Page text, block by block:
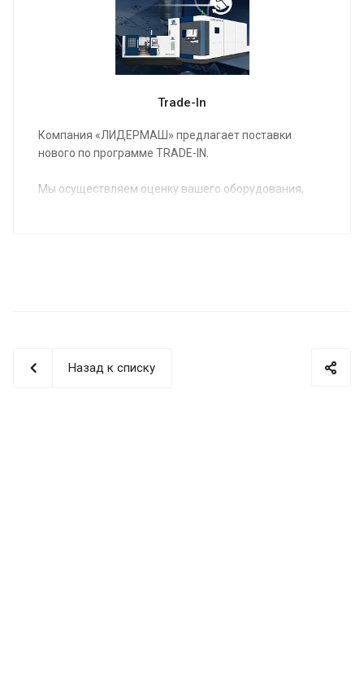
Trade-In
Компания «ЛИДЕРМАШ» предлагает поставки
нового по программе TRADE-IN.
Мы осуществляем оценку вашего оборудования,
Назад к списку